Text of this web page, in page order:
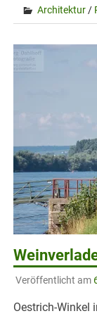
Architektur /
Veröffentlicht am
Oestrich-Winkel